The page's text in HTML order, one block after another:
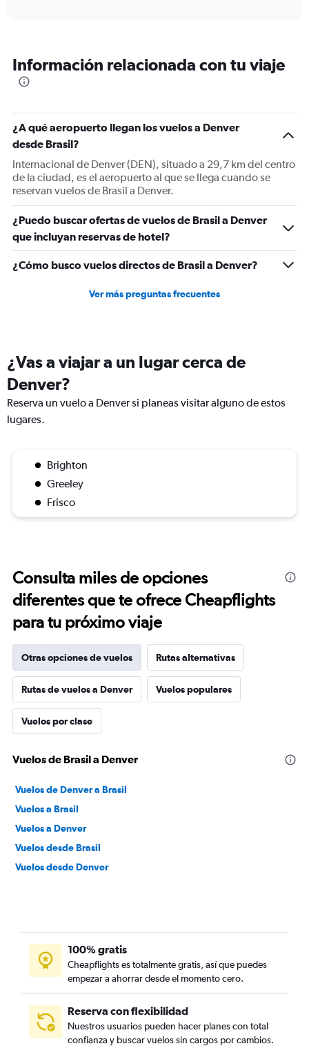
categories.
The
Y
axis
displaying
values.
Range:
0
1500.
Información relacionada con tu viaje
¿A qué aeropuerto llegan los vuelos a Denver
desde Brasil?
Internacional de Denver (DEN), situado a 29,7 km del centro
de la ciudad, es el aeropuerto al que se llega cuando se
reservan vuelos de Brasil a Denver.
¿Puedo buscar ofertas de vuelos de Brasil a Denver
que incluyan reservas de hotel?
¿Cómo busco vuelos directos de Brasil a Denver?
Ver más preguntas frecuentes
¿Vas a viajar a un lugar cerca de
Denver?
Reserva un vuelo a Denver si planeas visitar alguno de estos
lugares.
Brighton
Greeley
Frisco
Consulta miles de opciones
diferentes que te ofrece Cheapflights
para tu próximo viaje
Otras opciones de vuelos Rutas alternativas
Rutas de vuelos a Denver Vuelos populares
Vuelos por clase
Vuelos de Brasil a Denver
Vuelos de Denver a Brasil
Vuelos a Brasil
Vuelos a Denver
Vuelos desde Brasil
Vuelos desde Denver
100% gratis
Cheapflights es totalmente gratis, así que puedes
empezar a ahorrar desde el momento cero.
Reserva con flexibilidad
Nuestros usuarios pueden hacer planes con total
confianza y buscar vuelos sin cargos por cambios.